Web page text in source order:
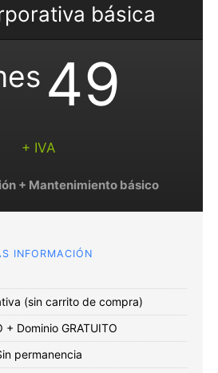
básica
49
+ IVA
+ Mantenimiento básico
INFORMACIÓN
(sin carrito de compra)
+ Dominio GRATUITO
permanencia